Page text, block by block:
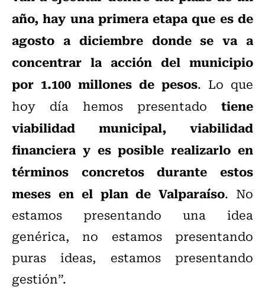
año, hay una primera etapa que es de
agosto a diciembre donde se va a
concentrar la acción del municipio
por 1.100 millones de pesos. Lo que
hoy día hemos presentado tiene
viabilidad municipal, viabilidad
financiera y es posible realizarlo en
términos concretos durante estos
meses en el plan de Valparaíso. No
estamos presentando una idea
genérica, no estamos presentando
puras ideas, estamos presentando
gestión”.